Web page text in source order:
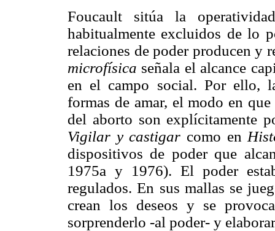
Foucault sitúa la
habitualmente excluidos de lo
relaciones de poder producen y
microfísica señala el alcance
en el campo social. Por ello,
formas de amar, el modo en
del aborto son explícitamente
Vigilar y castigar como en
dispositivos de poder que
1975a y 1976). El poder
regulados. En sus mallas se
crean los deseos y se
sorprenderlo -al poder- y